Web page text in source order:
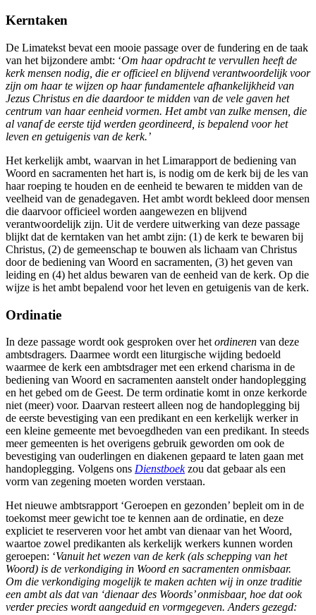
Kerntaken
De Limatekst bevat een mooie passage over de fundering en de taak
van het bijzondere ambt: ‘Om haar opdracht te vervullen heeft de
kerk mensen nodig, die er officieel en blijvend verantwoordelijk voor
zijn om haar te wijzen op haar fundamentele afhankelijkheid van
Jezus Christus en die daardoor te midden van de vele gaven het
centrum van haar eenheid vormen. Het ambt van zulke mensen, die
al vanaf de eerste tijd werden geordineerd, is bepalend voor het
leven en getuigenis van de kerk.’
Het kerkelijk ambt, waarvan in het Limarapport de bediening van
Woord en sacramenten het hart is, is nodig om de kerk bij de les van
haar roeping te houden en de eenheid te bewaren te midden van de
veelheid van de genadegaven. Het ambt wordt bekleed door mensen
die daarvoor officieel worden aangewezen en blijvend
verantwoordelijk zijn. Uit de verdere uitwerking van deze passage
blijkt dat de kerntaken van het ambt zijn: (1) de kerk te bewaren bij
Christus, (2) de gemeenschap te bouwen als lichaam van Christus
door de bediening van Woord en sacramenten, (3) het geven van
leiding en (4) het aldus bewaren van de eenheid van de kerk. Op die
wijze is het ambt bepalend voor het leven en getuigenis van de kerk.
Ordinatie
In deze passage wordt ook gesproken over hetordineren van deze
ambtsdragers. Daarmee wordt een liturgische wijding bedoeld
waarmee de kerk een ambtsdrager met een erkend charisma in de
bediening van Woord en sacramenten aanstelt onder handoplegging
en het gebed om de Geest. De term ordinatie komt in onze kerkorde
niet (meer) voor. Daarvan resteert alleen nog de handoplegging bij
de eerste bevestiging van een predikant en een kerkelijk werker in
een kleine gemeente met bevoegdheden van een predikant. In steeds
meer gemeenten is het overigens gebruik geworden om ook de
bevestiging van ouderlingen en diakenen gepaard te laten gaan met
handoplegging. Volgens ons Dienstboekzou dat gebaar als een
vorm van zegening moeten worden verstaan.
Het nieuwe ambtsrapport ‘Geroepen en gezonden’ bepleit om in de
toekomst meer gewicht toe te kennen aan de ordinatie, en deze
expliciet te reserveren voor het ambt van dienaar van het Woord,
waartoe zowel predikanten als kerkelijk werkers kunnen worden
geroepen: ‘Vanuit het wezen van de kerk (als schepping van het
Woord) is de verkondiging in Woord en sacramenten onmisbaar.
Om die verkondiging mogelijk te maken achten wij in onze traditie
een ambt als dat van ‘dienaar des Woords’ onmisbaar, hoe dat ook
verder precies wordt aangeduid en vormgegeven. Anders gezegd: